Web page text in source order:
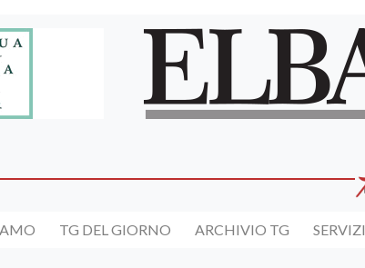
TG DEL GIORNO ARCHIVIO TG SERVIZI